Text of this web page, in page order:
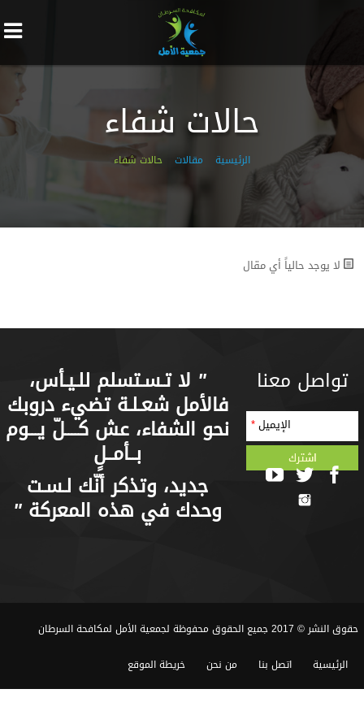
حالات شفاء
الرئيسية مقالات حالات شفاء
لا يوجد حالياً أي مقال
تواصل معنا
الإيميل*
" لا تـسـتسلم للـيـأس،
فالأمل شعـلـة تضيء دروبك
نحو الشفاء، عش كــــلّ يـــوم
بــأمــلٍ
جديد، وتذكر أنّك لـسـت
وحدك في هذه المعركة "
حقوق النشر © 2017 جميع الحقوق محفوظة لجمعية الأمل لمكافحة السرطان
الرئيسية
اتصل بنا من نحن خريطة الموقع